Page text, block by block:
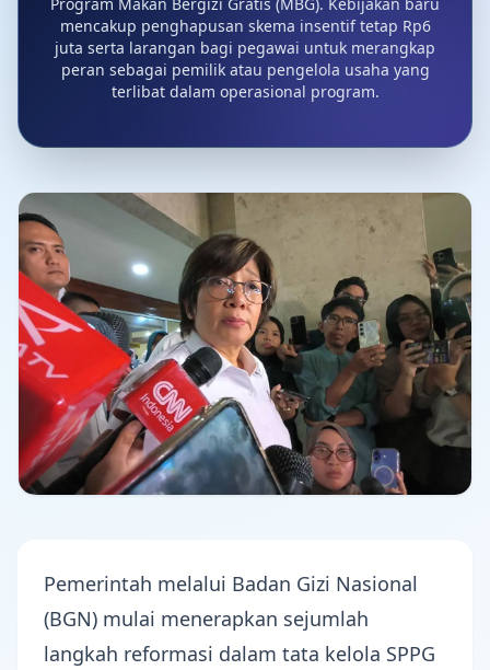
mencakup penghapusan skema insentif tetap Rp6
juta serta larangan bagi pegawai untuk merangkap
peran sebagai pemilik atau pengelola usaha yang
terlibat dalam operasional program.
Pemerintah melalui Badan Gizi Nasional
(BGN) mulai menerapkan sejumlah
langkah reformasi dalam tata kelola SPPG